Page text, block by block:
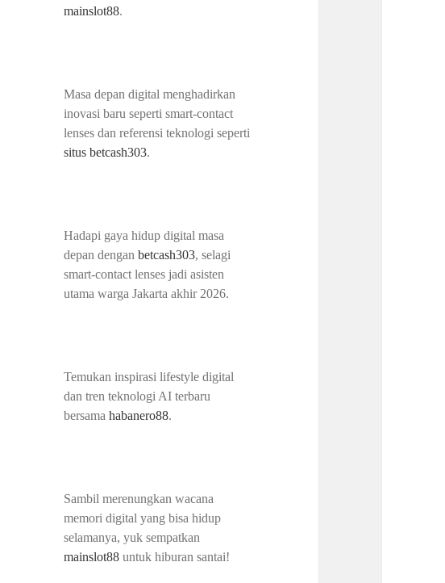
mainslot88.
Masa depan digital menghadirkan
inovasi baru seperti smart-contact
lenses dan referensi teknologi seperti
situs betcash303.
Hadapi gaya hidup digital masa
depan denganbetcash303, selagi
smart-contact lenses jadi asisten
utama warga Jakarta akhir 2026.
Temukan inspirasi lifestyle digital
dan tren teknologi AI terbaru
bersamahabanero88.
Sambil merenungkan wacana
memori digital yang bisa hidup
selamanya, yuk sempatkan
mainslot88 untuk hiburan santai!